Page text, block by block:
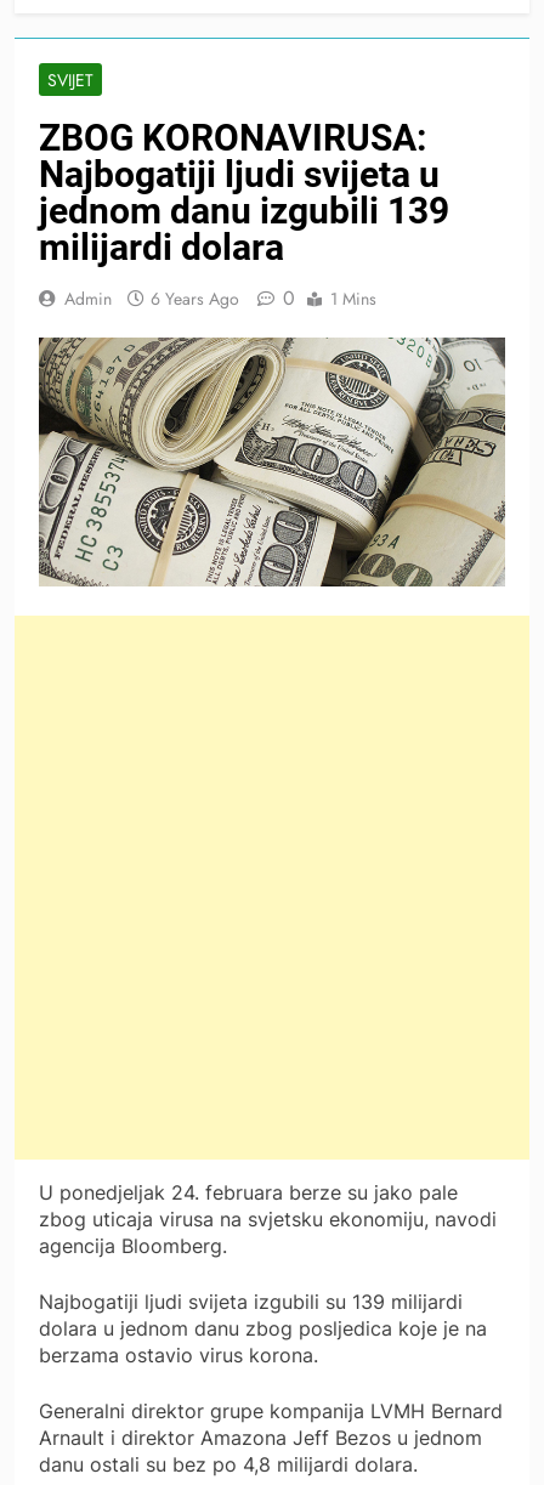
SVIJET
ZBOG KORONAVIRUSA:
Najbogatiji ljudi svijeta u
jednom danu izgubili 139
milijardi dolara
Admin 6 Years Ago 0 1 Mins
U ponedjeljak 24. februara berze su jako pale
zbog uticaja virusa na svjetsku ekonomiju, navodi
agencija Bloomberg.
Najbogatiji ljudi svijeta izgubili su 139 milijardi
dolara u jednom danu zbog posljedica koje je na
berzama ostavio virus korona.
Generalni direktor grupe kompanija LVMH Bernard
Arnault i direktor Amazona Jeff Bezos u jednom
danu ostali su bez po 4,8 milijardi dolara.